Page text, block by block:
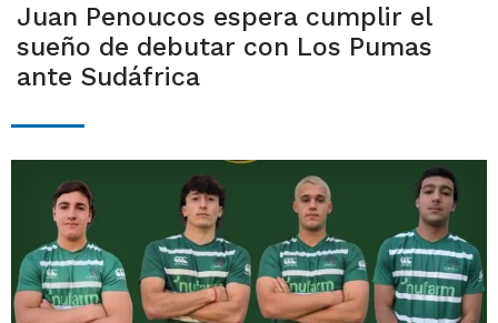
Juan Penoucos espera cumplir el
sueño de debutar con Los Pumas
ante Sudáfrica